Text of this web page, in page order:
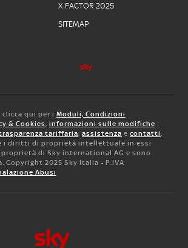
X FACTOR 2025
SITEMAP
qui per i Moduli, Condizioni
& Cookies, informazioni sulle modifiche
tariffaria, assistenza e contatti.
i diritti di proprietà intellettuale in essi
di Sky international AG e sono
Copyright 2025 Sky Italia - P.IVA
Abusi